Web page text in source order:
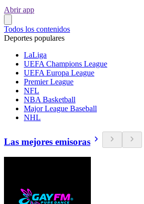
Abrir app
Todos los contenidos
Deportes populares
LaLiga
UEFA Champions League
UEFA Europa League
Premier League
NFL
NBA Basketball
Major League Baseball
NHL
Las mejores emisoras